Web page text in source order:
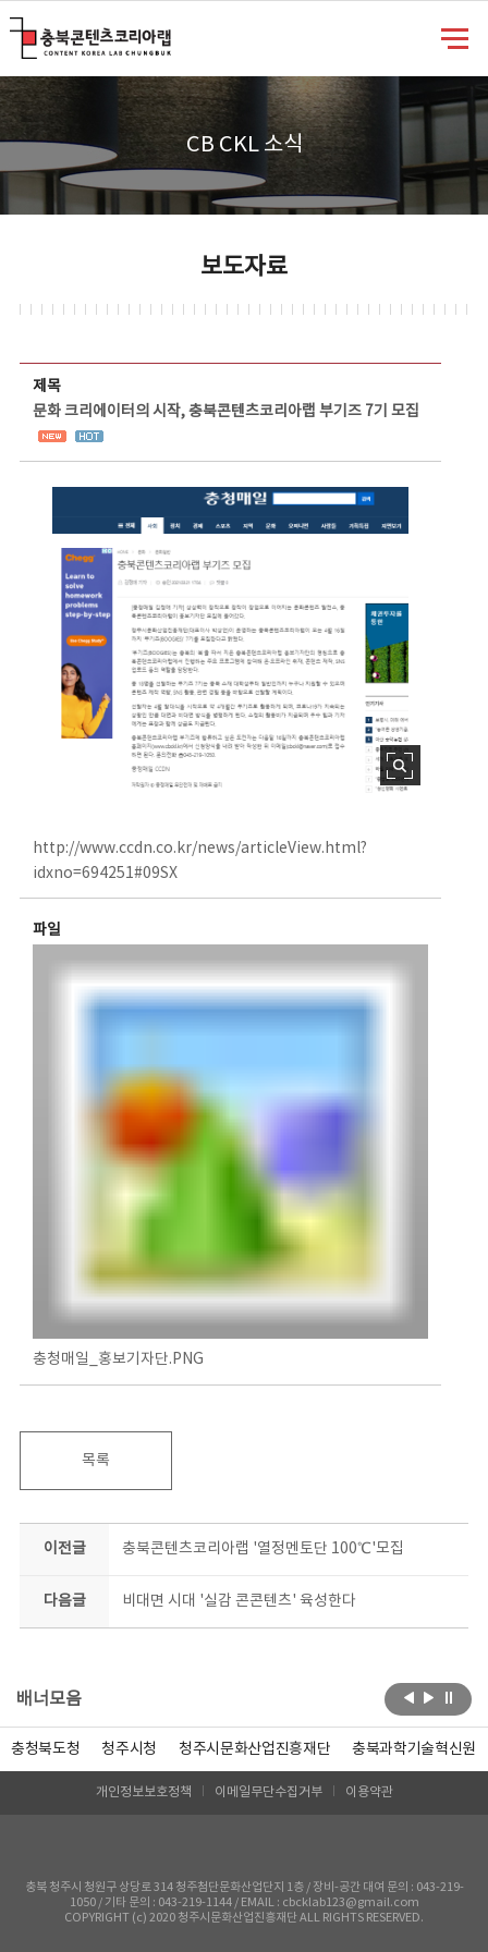
CB CKL 소식
보도자료
제목
문화 크리에이터의 시작, 충북콘텐츠코리아랩 부기즈 7기 모집
http://www.ccdn.co.kr/news/articleView.html?
idxno=694251#09SX
파일
충청매일_홍보기자단.PNG
목록
이전글 충북콘텐츠코리아랩 '열정멘토단 100℃'모집
다음글 비대면 시대 '실감 콘콘텐츠' 육성한다
배너모음
충청북도청 청주시청 청주시문화산업진흥재단 충북과학기술혁신원
개인정보보호정책 이메일무단수집거부 이용약관
충북 청주시 청원구 상당로 314 청주첨단문화산업단지 1층 / 장비-공간 대여 문의 : 043-219-
1050 / 기타 문의 : 043-219-1144 / EMAIL : cbcklab123@gmail.com
COPYRIGHT (c) 2020 청주시문화산업진흥재단 ALL RIGHTS RESERVED.